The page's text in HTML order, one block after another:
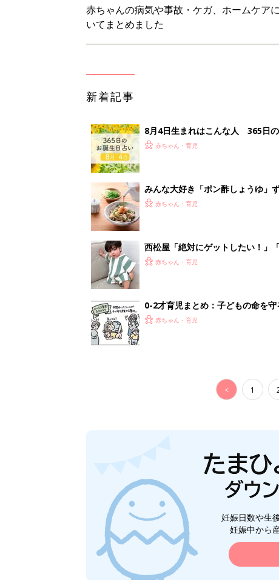
赤ちゃんの病気や事故・ケガ、ホームケア
いてまとめました
新着記事
8月4日生まれはこんな人 365日の
赤ちゃん・育児
みんな大好き「ポン酢しょうゆ」
養学的にも最高⁉
赤ちゃん・育児
西松屋「絶対にゲットしたい！」
ズりアイテム5選
赤ちゃん・育児
0-2才育児まとめ：子どもの命を
赤ちゃん・育児
< 1
妊娠日数や生
妊娠中から